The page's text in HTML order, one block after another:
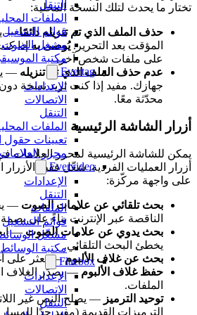
التنقل
الملفات المحلية
قوائم التشغيل
مشغل الصوت
مكتبة
Evertag
الإعدادات
الاتصالات
التنقل
الملفات المحلية
تعيينات حقول
محرر العلامات
Evervideo
الإعدادات
التنقل
الملفات
قوائم التشغيل
مشغّل الوسائط
مكتبة الوسائط
Flacbox
الإعدادات
الاتصالات
التنقل
تختار ما يحدث لتلك النسخة المحلية:
حذف الملف الذي تم تنزيله دائمًا
المؤقت بعد التحرير.يُوصى بهإذا
على ملفات شخص آخر.
عدم حذف الملف الذي تم تنزيله—
جهازك. مفيد إذا كنت تريد نسخة
محدّثة معًا.
أزرار الشاشة الرئيسية
أزرار العمليات الفردية. شغّل فقط الأزرار
على واجهة مركّزة:
بحث تلقائي عن علامات الصوت— يجد
الناقصة عبر الإنترنت بناءً على
بحث يدوي عن علامات الصوت—
يخطئ البحث التلقائي.
بحث عن غلاف الألبوم— يعثر على
حفظ غلاف الألبوم— يصدّر الغلاف
الملفات.
توحيد الترميز— يصلح النص غير
الترميزات القديمة (مفيد جدًا